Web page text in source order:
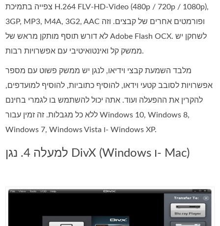
צפייה בתמיכת H.264 FLV-HD-Video (480p / 720p / 1080p),
3GP, MP3, M4A, 3G2, AAC ופורמטים אחרים של קבצים. וזה
לא דורש תוסף מותקן מראש של Adobe Flash OCX. לשחקן יש
ממשק קל ואינטואיטיבי עם אפשרויות רבות.
מלבד השמעת קבצי וידיאו, לנגן יש ממשק פשוט עם מספר
אפשרויות לסובב קטעי וידאו, להוסיף כתוביות, להוסיף למועדפים,
להקרין את ההפעלה ועוד. אתה יכול להשתמש בו לגמרי בחינם
ללא כל מגבלות. זה זמין עבור Windows 10, Windows 8,
Windows 7, Windows Vista ו- Windows XP.
למעלה 4. נגן DivX (Windows ו- Mac)